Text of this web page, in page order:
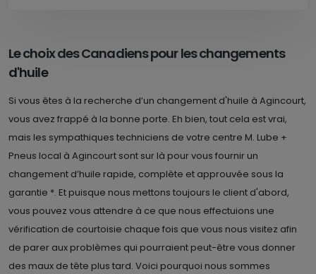
Le choix des Canadiens pour les changements
d'huile
Si vous êtes à la recherche d’un changement d'huile à Agincourt,
vous avez frappé à la bonne porte. Eh bien, tout cela est vrai,
mais les sympathiques techniciens de votre centre M. Lube +
Pneus local à Agincourt sont sur là pour vous fournir un
changement d’huile rapide, complète et approuvée sous la
garantie *. Et puisque nous mettons toujours le client d'abord,
vous pouvez vous attendre à ce que nous effectuions une
vérification de courtoisie chaque fois que vous nous visitez afin
de parer aux problèmes qui pourraient peut-être vous donner
des maux de tête plus tard. Voici pourquoi nous sommes